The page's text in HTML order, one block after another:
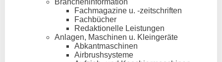
Brancheninformation
Fachmagazine u. -zeitschriften
Fachbücher
Redaktionelle Leistungen
Anlagen, Maschinen u. Kleingeräte
Abkantmaschinen
Airbrushsysteme